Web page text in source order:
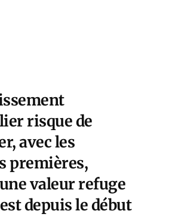
risque de
avec les
premières,
valeur refuge
depuis le début